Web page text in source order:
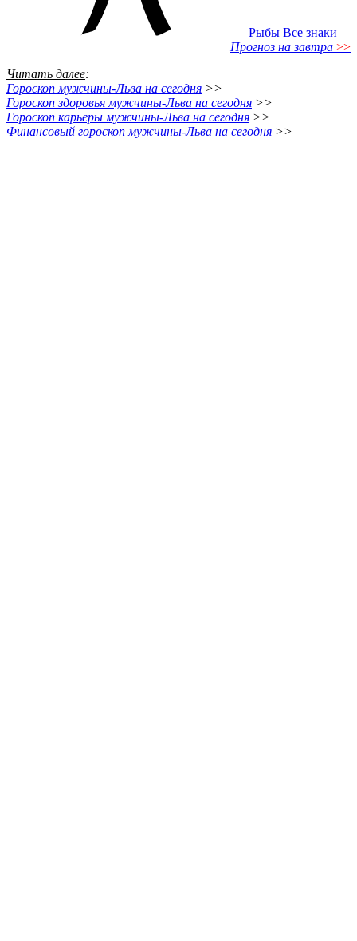
Рыбы Все знаки
Прогноз на завтра >>
Читать далее:
Гороскоп мужчины-Льва на сегодня >>
Гороскоп здоровья мужчины-Льва на сегодня >>
Гороскоп карьеры мужчины-Льва на сегодня >>
Финансовый гороскоп мужчины-Льва на сегодня >>